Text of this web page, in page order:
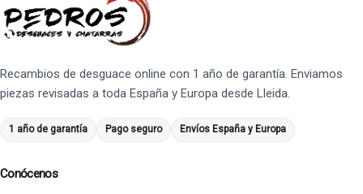
Recambios de desguace online con 1 año de garantía. Enviamos
piezas revisadas a toda España y Europa desde Lleida.
1 año de garantía Pago seguro Envíos España y Europa
Conócenos